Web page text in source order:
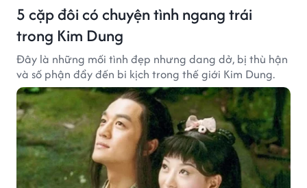
5 cặp đôi có chuyện tình ngang trái
trong Kim Dung
Đây là những mối tình đẹp nhưng dang dở, bị thù hận
và số phận đẩy đến bi kịch trong thế giới Kim Dung.